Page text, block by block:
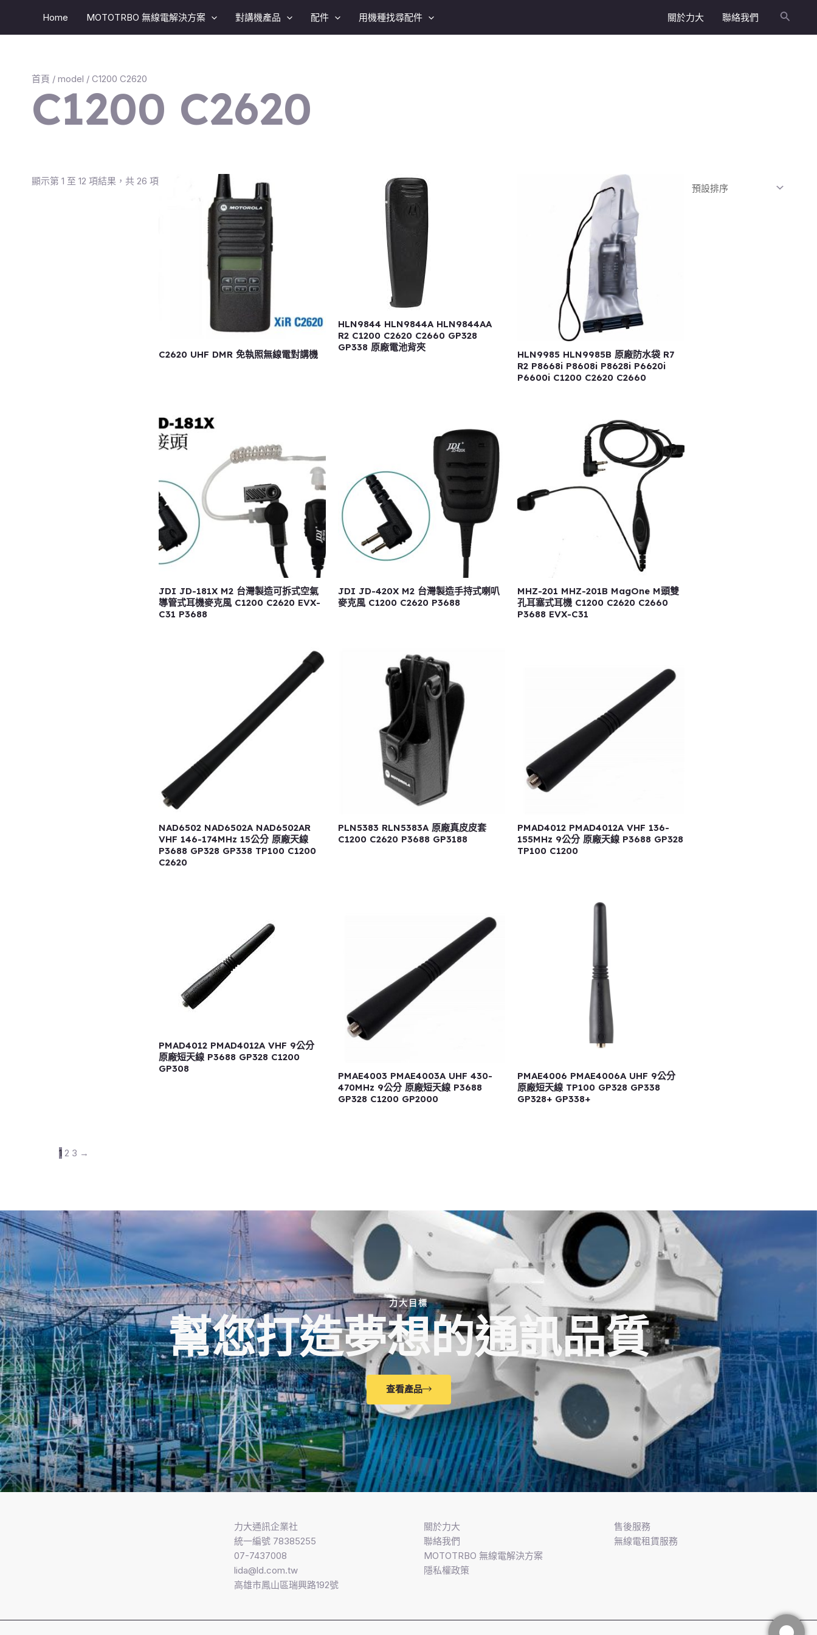
主
Home MOTOTRBO 無線電解決方案​ 對講機產品 配件 用機種找尋配件 關於力大 聯絡我們
搜
尋
首頁 / model / C1200 C2620
C1200 C2620
顯示第 1 至 12 項結果，共 26 項
C2620 UHF DMR 免執照無線電對講機
HLN9844 HLN9844A HLN9844AA
R2 C1200 C2620 C2660 GP328
GP338 原廠電池背夾
HLN9985 HLN9985B 原廠防水袋 R7
R2 P8668i P8608i P8628i P6620i
P6600i C1200 C2620 C2660
JDI JD-181X M2 台灣製造可拆式空氣
導管式耳機麥克風 C1200 C2620 EVX-
C31 P3688
JDI JD-420X M2 台灣製造手持式喇叭
麥克風 C1200 C2620 P3688
MHZ-201 MHZ-201B MagOne M頭雙
孔耳塞式耳機 C1200 C2620 C2660
P3688 EVX-C31
NAD6502 NAD6502A NAD6502AR
VHF 146-174MHz 15公分 原廠天線
P3688 GP328 GP338 TP100 C1200
C2620
PLN5383 RLN5383A 原廠真皮皮套
C1200 C2620 P3688 GP3188
PMAD4012 PMAD4012A VHF 136-
155MHz 9公分 原廠天線 P3688 GP328
TP100 C1200
PMAD4012 PMAD4012A VHF 9公分
原廠短天線 P3688 GP328 C1200
GP308
PMAE4003 PMAE4003A UHF 430-
470MHz 9公分 原廠短天線 P3688
GP328 C1200 GP2000
PMAE4006 PMAE4006A UHF 9公分
原廠短天線 TP100 GP328 GP338
GP328+ GP338+
1 2 3 →
力大目標
幫您打造夢想的通訊品質
查看產品
力大通訊企業社
統一編號 78385255
07-7437008
lida@ld.com.tw
高雄市鳳山區瑞興路192號
關於力大
聯絡我們
MOTOTRBO 無線電解決方案​
隱私權政策
售後服務
無線電租賃服務